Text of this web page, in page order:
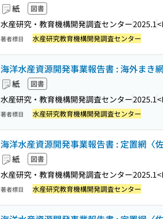
紙 図書
水産研究・教育機構開発調査センター2025.1
著者標目 水産研究教育機構開発調査センター
海洋水産資源開発事業報告書 : 海外まき
紙 図書
水産研究・教育機構開発調査センター2025.1
著者標目 水産研究教育機構開発調査センター
海洋水産資源開発事業報告書 : 定置網〈
紙 図書
水産研究・教育機構開発調査センター2025.1
著者標目 水産研究教育機構開発調査センター